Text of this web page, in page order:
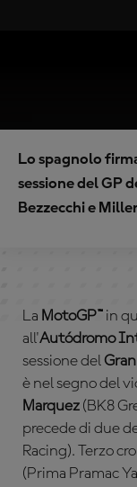
Lo spagnolo
sessione del GP
Bezzecchi e Miller
La MotoGP™ in
all'Autódromo
sessione del
è nel segno del
Marquez (BK8
precede di due
Racing). Terzo
(Prima Pramac